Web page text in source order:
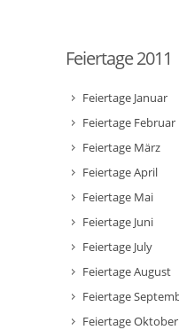
Feiertage 2011
Feiertage Januar
Feiertage Februar
Feiertage März
Feiertage April
Feiertage Mai
Feiertage Juni
Feiertage July
Feiertage August
Feiertage
Feiertage Oktober